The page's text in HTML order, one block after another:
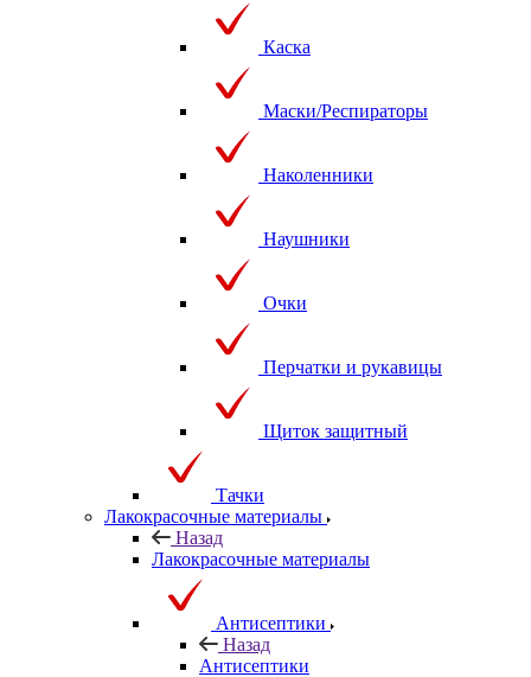
Каска
Маски/Респираторы
Наколенники
Наушники
Очки
Перчатки и рукавицы
Щиток защитный
Тачки
Лакокрасочные материалы
Назад
Лакокрасочные материалы
Антисептики
Назад
Антисептики